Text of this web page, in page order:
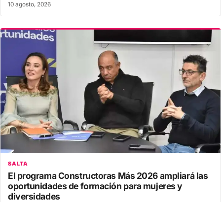
10 agosto, 2026
SALTA
El programa Constructoras Más 2026 ampliará las
oportunidades de formación para mujeres y
diversidades